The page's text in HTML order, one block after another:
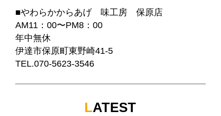
■やわらかからあげ 味工房 保原店
AM11：00〜PM8：00
年中無休
伊達市保原町東野崎41-5
TEL.070-5623-3546
LATEST